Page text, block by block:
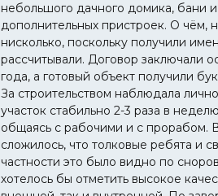
небольшого дачного домика, бани
дополнительных пристроек. О чём,
нисколько, поскольку получили
рассчитывали. Договор заключали
года, а готовый объект получили
За строительством наблюдала
участок стабильно 2-3 раза в
общаясь с рабочими и с прорабом.
сложилось, что толковые ребята и
частности это было видно по
хотелось бы отметить высокое